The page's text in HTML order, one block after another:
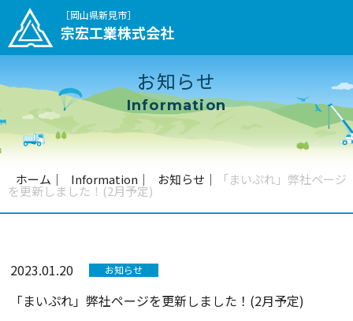
［岡山県新見市］
宗宏工業株式会社
お知らせ
Information
ホーム ｜ Information ｜ お知らせ ｜ 「まいぷれ」弊社ページ
を更新しました！(2月予定)
2023.01.20 お知らせ
「まいぷれ」弊社ページを更新しました！(2月予定)